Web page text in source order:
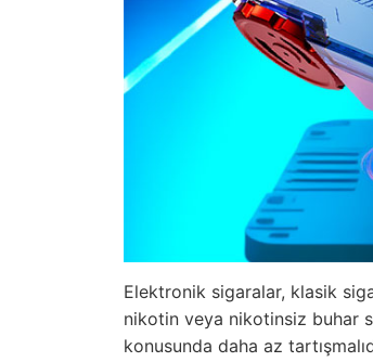
Elektronik sigaralar, klasik
nikotin veya nikotinsiz buhar
konusunda daha az